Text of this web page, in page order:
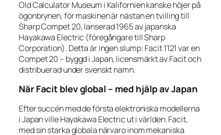
Old Calculator Museum i Kalifornien kanske höjer på
ögonbrynen, för maskinen är nästan en tvilling till
Sharp Compet 20, lanserad 1965 av japanska
Hayakawa Electric (föregångare till Sharp
Corporation). Detta är ingen slump: Facit 1121varen
Compet 20 – byggd i Japan, licensmärkt av Facit och
distribuerad under svenskt namn.
När Facit blev global – med hjälp av Japan
Efter succén med de första elektroniska modellerna
i Japan ville Hayakawa Electric ut i världen. Facit,
med sin starka globala närvaro inom mekaniska